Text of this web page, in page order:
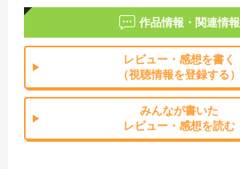
作品情報・関連情報
レビュー・感想を書く
（視聴情報を登録する）
みんなが書いた
レビュー・感想を読む